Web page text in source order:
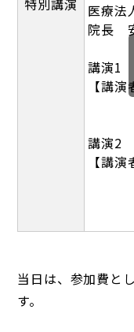
特別講演
医療
院長
講演1
【講
浅
講演2
【講
生
オ
孫
当日は、参加費と
す。